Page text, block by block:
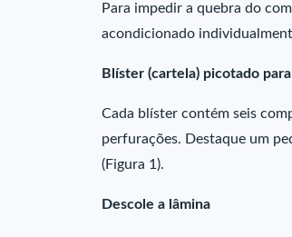
Para impedir a quebra do
acondicionado
Blíster (cartela) picotado
Cada blíster contém seis
perfurações. Destaque um
(Figura 1).
Descole a lâmina